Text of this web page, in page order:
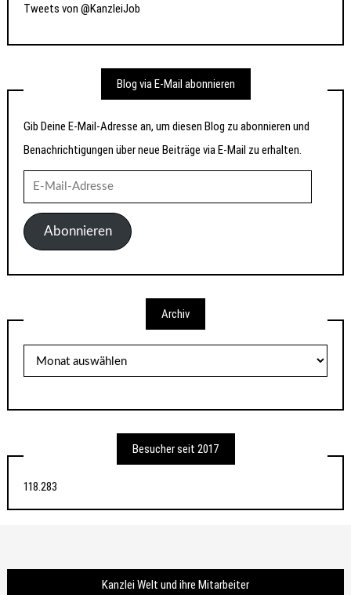
Tweets von @KanzleiJob
Blog via E-Mail abonnieren
Gib Deine E-Mail-Adresse an, um diesen Blog zu abonnieren und
Benachrichtigungen über neue Beiträge via E-Mail zu erhalten.
Mail-
AdresseAbonnieren
Archiv
Besucher seit 2017
118.283
Kanzlei Welt und ihre Mitarbeiter